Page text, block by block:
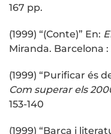
167 pp.
(1999) “(Conte)” En:
Miranda. Barcelona :
(1999) “Purificar és
Com superar els
153-140
(1999) “Barça i